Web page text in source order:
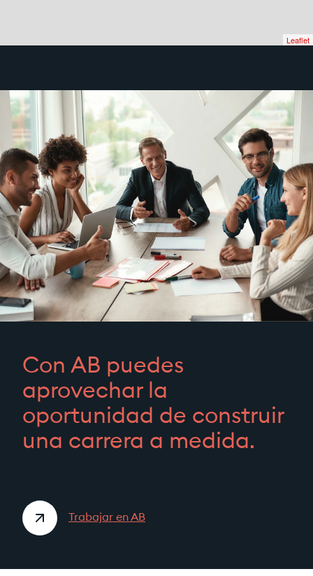
Leaflet
Con AB puedes
aprovechar la
oportunidad de construir
una carrera a medida.
Trabajar en AB